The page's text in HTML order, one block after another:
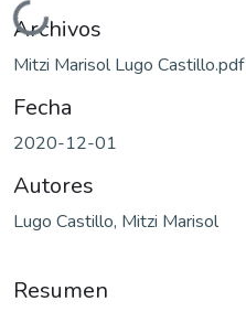
Cargando...
Archivos
Mitzi Marisol Lugo Castillo.pdf
Fecha
2020-12-01
Autores
Lugo Castillo, Mitzi Marisol
Resumen